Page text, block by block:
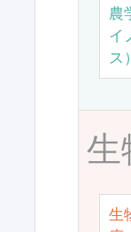
農
イ
ス）
生
生